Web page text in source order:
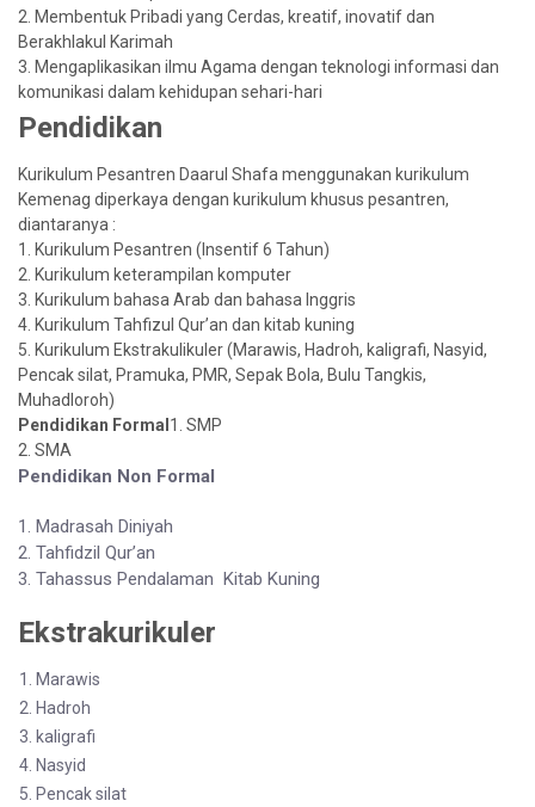
2. Membentuk Pribadi yang Cerdas, kreatif, inovatif dan
Berakhlakul Karimah
3. Mengaplikasikan ilmu Agama dengan teknologi informasi dan
komunikasi dalam kehidupan sehari-hari
Pendidikan
Kurikulum Pesantren Daarul Shafa menggunakan kurikulum
Kemenag diperkaya dengan kurikulum khusus pesantren,
diantaranya :
1. Kurikulum Pesantren (Insentif 6 Tahun)
2. Kurikulum keterampilan komputer
3. Kurikulum bahasa Arab dan bahasa Inggris
4. Kurikulum Tahfizul Qur’an dan kitab kuning
5. Kurikulum Ekstrakulikuler (Marawis, Hadroh, kaligrafi, Nasyid,
Pencak silat, Pramuka, PMR, Sepak Bola, Bulu Tangkis,
Muhadloroh)
Pendidikan Formal 1. SMP
2. SMA
Pendidikan Non Formal
1. Madrasah Diniyah
2. Tahfidzil Qur’an
3. Tahassus Pendalaman Kitab Kuning
Ekstrakurikuler
Marawis
Hadroh
kaligrafi
Nasyid
Pencak silat